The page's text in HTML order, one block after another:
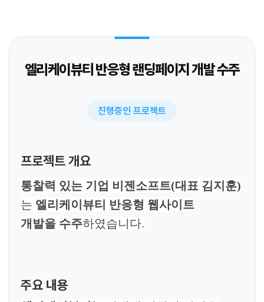
엘리케이뷰티 반응형 랜딩페이지 개발 수주
진행중인 프로젝트
프로젝트 개요
통찰력 있는 기업 비젠소프트(대표 김지훈)
는 엘리케이뷰티 반응형 웹사이트
개발을 수주하였습니다.
주요 내용